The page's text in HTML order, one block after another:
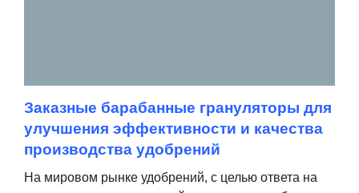
Заказные барабанные грануляторы для
улучшения эффективности и качества
производства удобрений
На мировом рынке удобрений, с целью ответа на